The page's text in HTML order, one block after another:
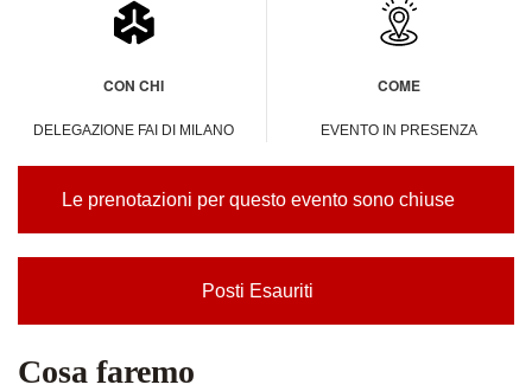
CON CHI
DELEGAZIONE FAI DI MILANO
COME
EVENTO IN PRESENZA
Le prenotazioni per questo evento sono chiuse
Posti Esauriti
Cosa faremo